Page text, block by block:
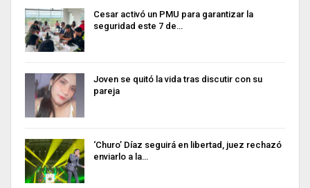
Cesar activó un PMU para garantizar la
seguridad este 7 de…
Joven se quitó la vida tras discutir con su
pareja
‘Churo’ Díaz seguirá en libertad, juez rechazó
enviarlo a la…